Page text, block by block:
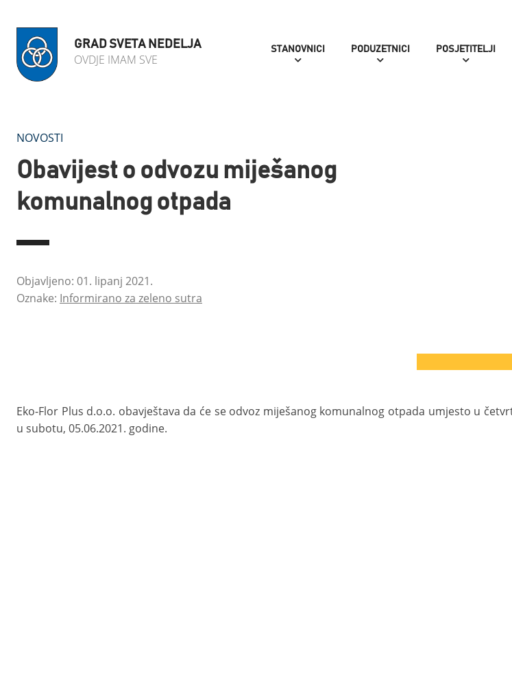
GRAD SVETA NEDELJA
OVDJE IMAM SVE
STANOVNICI PODUZETNICI POSJETITELJI
NOVOSTI
Obavijest o odvozu miješanog
komunalnog otpada
Objavljeno: 01. lipanj 2021.
Oznake: Informirano za zeleno sutra
Eko-Flor Plus d.o.o. obavještava da će se odvoz miješanog komunalnog otpada umjesto u
u subotu, 05.06.2021. godine.